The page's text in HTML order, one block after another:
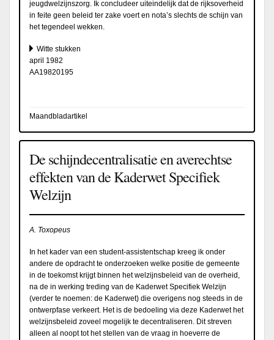
jeugdwelzijnszorg. Ik concludeer uiteindelijk dat de rijksoverheid
in feite geen beleid ter zake voert en nota’s slechts de schijn van
het tegendeel wekken.
Witte stukken
april 1982
AA19820195
Maandbladartikel
De schijndecentralisatie en averechtse
effekten van de Kaderwet Specifiek
Welzijn
A. Toxopeus
In het kader van een student-assistentschap kreeg ik onder
andere de opdracht te onderzoeken welke positie de gemeente
in de toekomst krijgt binnen het welzijnsbeleid van de overheid,
na de in werking treding van de Kaderwet Specifiek Welzijn
(verder te noemen: de Kaderwet) die overigens nog steeds in de
ontwerpfase verkeert. Het is de bedoeling via deze Kaderwet het
welzijnsbeleid zoveel mogelijk te decentraliseren. Dit streven
alleen al noopt tot het stellen van de vraag in hoeverre de